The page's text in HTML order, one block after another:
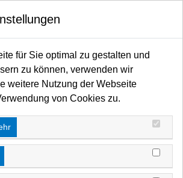
/ Verteiler Steckverbinder XLR
für Sie optimal zu gestalten und
zu können, verwenden wir
weitere Nutzung der Webseite
von Cookies zu.